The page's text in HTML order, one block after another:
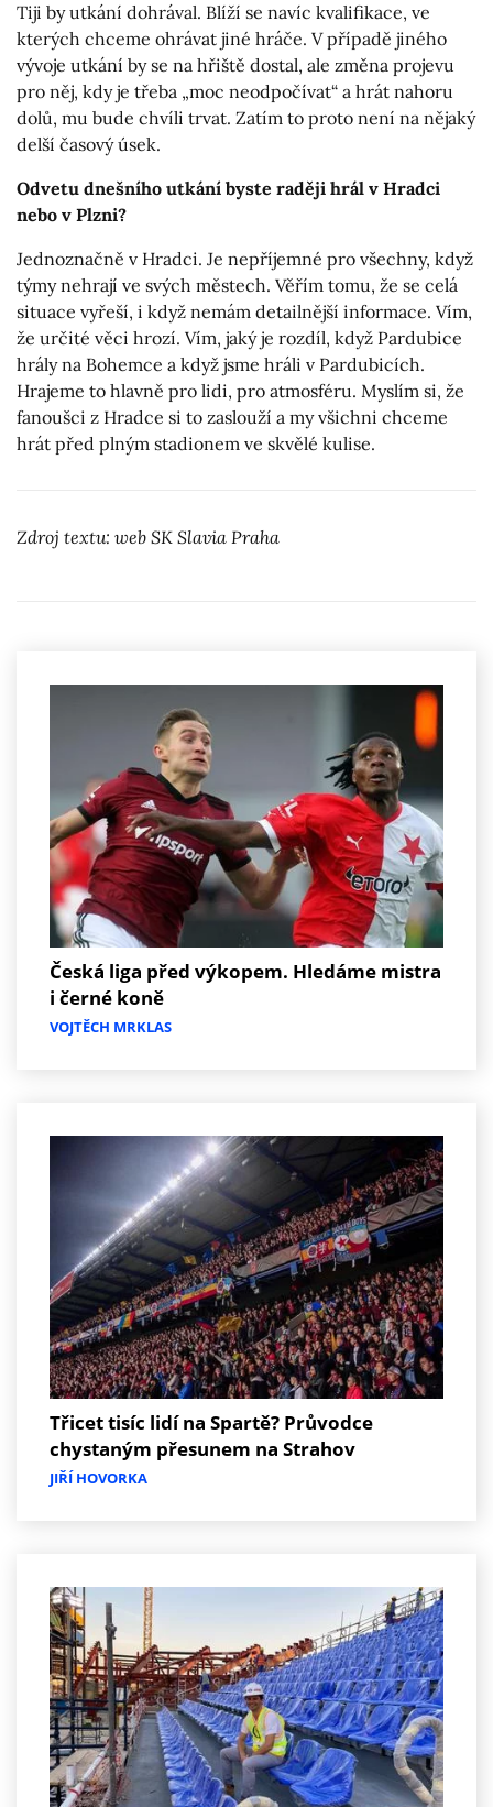
Tiji by utkání dohrával. Blíží se navíc kvalifikace, ve
kterých chceme ohrávat jiné hráče. V případě jiného
vývoje utkání by se na hřiště dostal, ale změna projevu
pro něj, kdy je třeba „moc neodpočívat“ a hrát nahoru
dolů, mu bude chvíli trvat. Zatím to proto není na nějaký
delší časový úsek.
Odvetu dnešního utkání byste raději hrál v Hradci
nebo v Plzni?
Jednoznačně v Hradci. Je nepříjemné pro všechny, když
týmy nehrají ve svých městech. Věřím tomu, že se celá
situace vyřeší, i když nemám detailnější informace. Vím,
že určité věci hrozí. Vím, jaký je rozdíl, když Pardubice
hrály na Bohemce a když jsme hráli v Pardubicích.
Hrajeme to hlavně pro lidi, pro atmosféru. Myslím si, že
fanoušci z Hradce si to zaslouží a my všichni chceme
hrát před plným stadionem ve skvělé kulise.
Zdroj textu: web SK Slavia Praha
Česká liga před výkopem. Hledáme mistra
i černé koně
VOJTĚCH MRKLAS
Třicet tisíc lidí na Spartě? Průvodce
chystaným přesunem na Strahov
JIŘÍ HOVORKA